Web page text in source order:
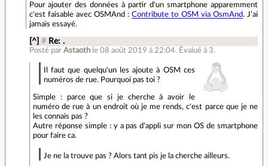
Pour ajouter des données à partir d'un smartphone apparemment
c'est faisable avec OSMAnd :Contribute to OSM via OsmAnd. J'ai
jamais essayé.
[^] # Re: .
Posté par Astaoth le 08 août 2019 à 22:04. Évalué à 3.
Il faut que quelqu'un les ajoute à OSM ces
numéros de rue. Pourquoi pas toi ?
Simple : parce que si je cherche à avoir le
numéro de rue à un endroit où je me rends, c'est parce que je ne
les connais pas ?
Autre réponse simple : y a pas d'appli sur mon OS de smartphone
pour faire ca.
Je ne la trouve pas ? Alors tant pis je la cherche ailleurs.